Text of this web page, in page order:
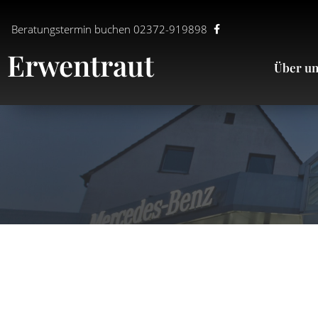
Beratungstermin buchen 02372-919898
Erwentraut Über